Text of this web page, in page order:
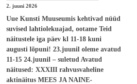
2. juuni 2026
Uue Kunsti Muuseumis kehtivad nüüd
suvised lahtiolekuajad, ootame Teid
näitustele iga päev kl 11-18 kuni
augusti lõpuni! 23.juunil oleme avatud
11-15 24.juunil – suletud Avatud
näitused: XXXIII rahvusvaheline
aktinäitus MEES JA NAINE-